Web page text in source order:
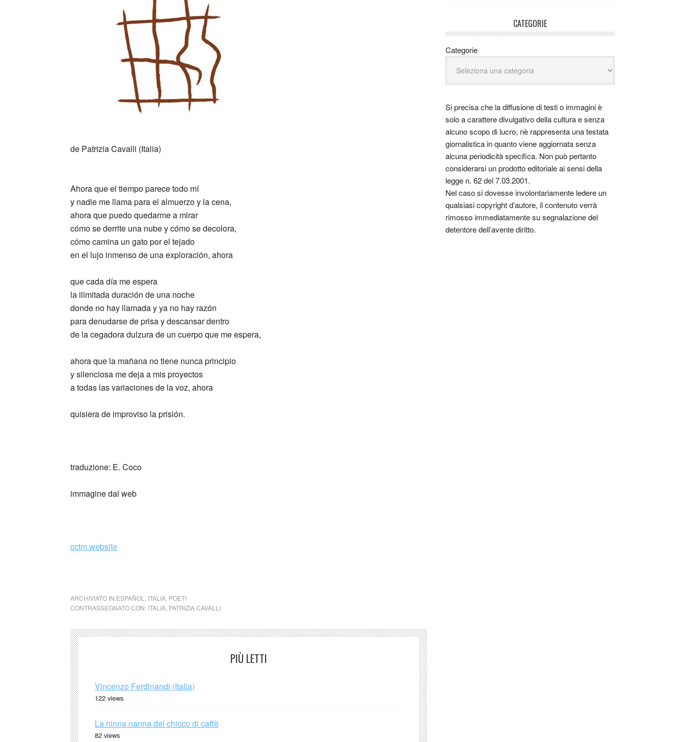
de Patrizia Cavalli (Italia)
Ahora que el tiempo parece todo mí
y nadie me llama para el almuerzo y la cena,
ahora que puedo quedarme a mirar
cómo se derrite una nube y cómo se decolora,
cómo camina un gato por el tejado
en el lujo inmenso de una exploración, ahora
que cada día me espera
la ilimitada duración de una noche
donde no hay llamada y ya no hay razón
para denudarse de prisa y descansar dentro
de la cegadora dulzura de un cuerpo que me espera,
ahora que la mañana no tiene nunca principio
y silenciosa me deja a mis proyectos
a todas las variaciones de la voz, ahora
quisiera de improviso la prisión.
traduzione: E. Coco
immagine dal web
cctm.website
ARCHIVIATO IN:ESPAÑOL ITALIA POETI
CONTRASSEGNATO CON: ITALIA PATRIZIA CAVALLI
PIÙ LETTI
Vincenzo Ferdinandi (Italia)
122 views
La ninna nanna del chicco di caffè
82 views
CATEGORIE
Categorie
Si precisa che la diffusione di testi o immagini è
solo a carattere divulgativo della cultura e senza
alcuno scopo di lucro, nè rappresenta una testata
giornalistica in quanto viene aggiornata senza
alcuna periodicità specifica. Non può pertanto
considerarsi un prodotto editoriale ai sensi della
legge n. 62 del 7.03.2001.
Nel caso si dovesse involontariamente ledere un
qualsiasi copyright d’autore, il contenuto verrà
rimosso immediatamente su segnalazione del
detentore dell’avente diritto.